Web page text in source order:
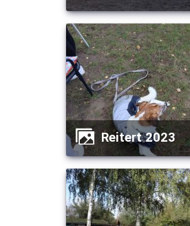
Reitert 2023